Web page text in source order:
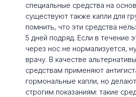
специальные средства на
существуют также капли для
помнить, что эти средства
5 дней подряд. Если в течение
через нос не нормализуется,
врачу. В качестве
средствам применяют
гормональные капли, но
строгим показаниям: такие